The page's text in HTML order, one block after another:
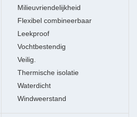
Milieuvriendelijkheid
Flexibel combineerbaar
Leekproof
Vochtbestendig
Veilig.
Thermische isolatie
Waterdicht
Windweerstand